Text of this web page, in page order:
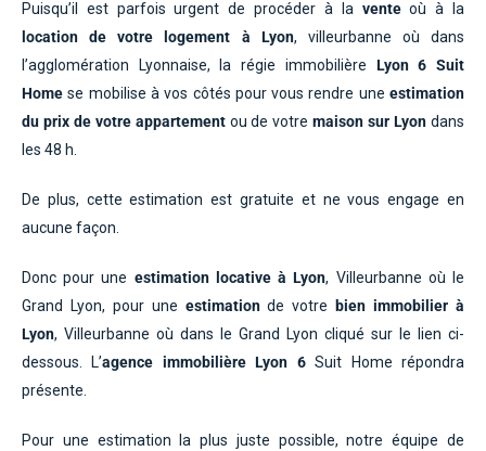
Puisqu’il est parfois urgent de procéder à la venteoù à la
location de votre logement à Lyon, villeurbanne où dans
l’agglomération Lyonnaise, la régie immobilière Lyon 6 Suit
Home se mobilise à vos côtés pour vous rendre une estimation
du prix de votre appartementou de votremaison sur Lyon dans
les 48 h.
De plus, cette estimation est gratuite et ne vous engage en
aucune façon.
Donc pour une estimation locative à Lyon, Villeurbanne où le
Grand Lyon, pour une estimationde votre bien immobilier à
Lyon, Villeurbanne où dans le Grand Lyon cliqué sur le lien ci-
dessous. L’agence immobilière Lyon 6Suit Home répondra
présente.
Pour une estimation la plus juste possible, notre équipe de